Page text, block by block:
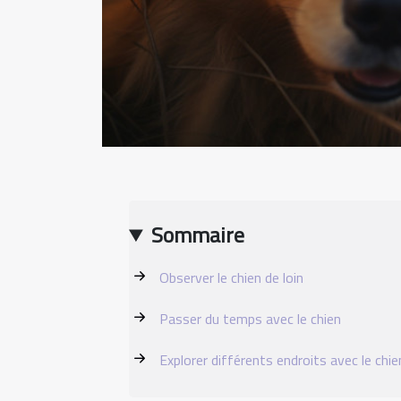
Sommaire
Observer le chien de loin
Passer du temps avec le chien
Explorer différents endroits avec le